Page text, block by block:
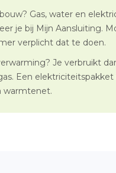
Gas, water en
je bij Mijn Aansluiting.
verplicht dat te doen.
Je verbruikt
Een elektriciteitspakket
warmtenet.